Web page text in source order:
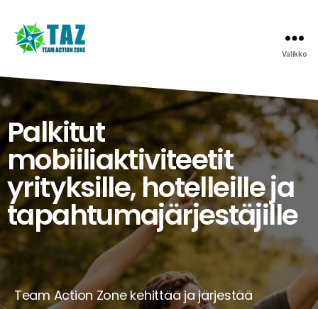
Valikko
Palkitut
mobiiliaktiviteetit
yrityksille, hotelleille ja
tapahtumajärjestäjille
Team Action Zone kehittää ja järjestää